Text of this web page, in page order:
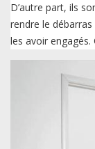
D’autre part, ils
rendre le
les avoir engagés.